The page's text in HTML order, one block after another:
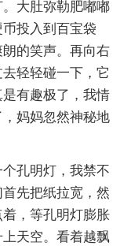
大肚弥勒肥嘟嘟
投入到百宝袋
的笑声。再向右
轻轻碰一下，它
有趣极了，我情
妈妈忽然神秘地
孔明灯，我禁不
先把纸拉宽，然
，等孔明灯膨胀
天空。看着越飘